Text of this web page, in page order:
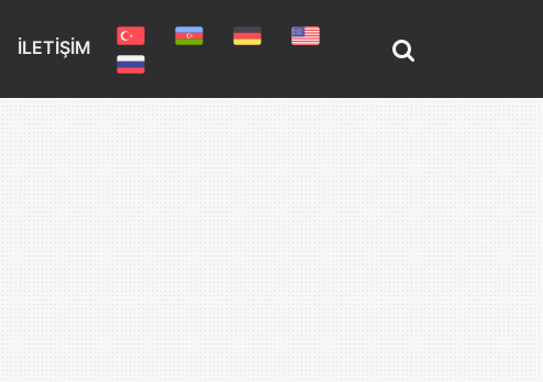
İLETIŞIM